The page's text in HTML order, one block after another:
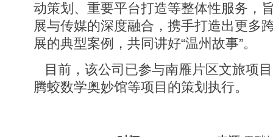
动策划、重要平台打造等整体性服务，
展与传媒的深度融合，携手打造出更多
展的典型案例，共同讲好“温州故事”。
目前，该公司已参与南雁片区文旅项目
腾蛟数学奥妙馆等项目的策划执行。